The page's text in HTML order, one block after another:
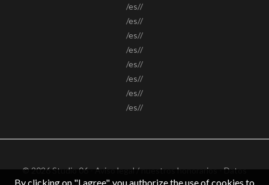
/es//
/es//
/es//
/es//
/es//
/es//
/es//
/es//
© 2026 Studio 06 -Aviso legal / nuestros honorarios-Datos
By clicking on "I agree", you authorize the use of cookies to